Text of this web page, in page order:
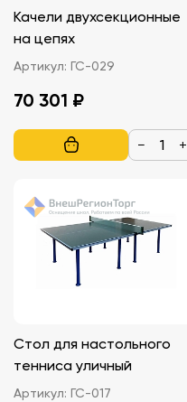
Качели двухсекционные
на цепях
Артикул: ГС-029
70 301 ₽
− +
Стол для настольного
тенниса уличный
Артикул: ГС-017